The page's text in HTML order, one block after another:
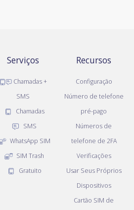
Serviços
Chamadas +
SMS
Chamadas
SMS
WhatsApp SIM
SIM Trash
Gratuito
Recursos
Configuração
Número de telefone
pré-pago
Números de
telefone de 2FA
Verificações
Usar Seus Próprios
Dispositivos
Cartão SIM de